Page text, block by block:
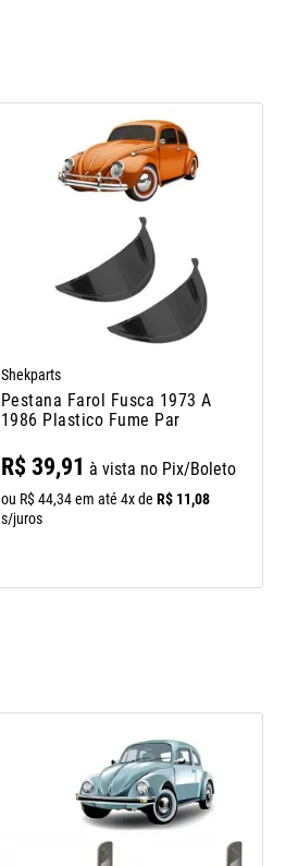
Shekparts
Pestana Farol Fusca 1973 A
1986 Plastico Fume Par
R$ 39,91 à vista no Pix/Boleto
ou R$ 44,34 em até 4x de R$ 11,08
s/juros